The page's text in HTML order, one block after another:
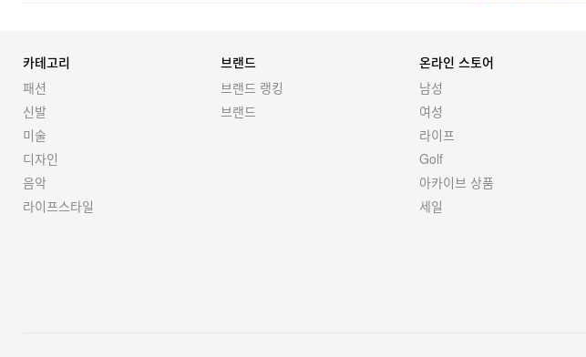
카테고리
패션
신발
미술
디자인
음악
라이프스타일
브랜드
브랜드 랭킹
브랜드
온라인 스토어
남성
여성
라이프
Golf
아카이브 상품
세일